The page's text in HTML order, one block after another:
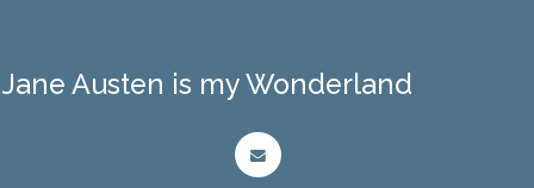
Jane Austen is my Wonderland